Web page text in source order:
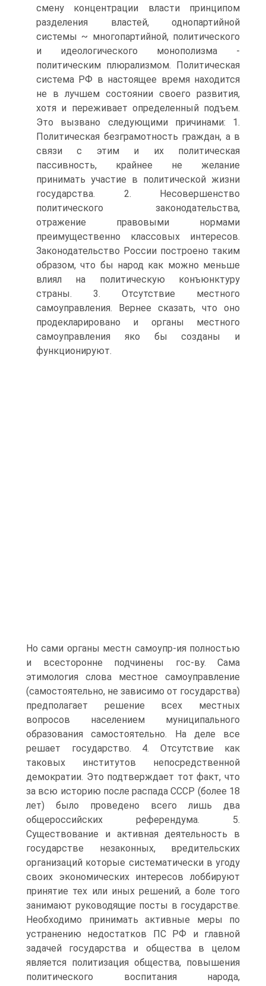
смену концентрации власти принципом
разделения властей, однопартийной
системы ~ многопартийной, политического
и идеологического монополизма -
политическим плюрализмом. Политическая
система РФ в настоящее время находится
не в лучшем состоянии своего развития,
хотя и переживает определенный подъем.
Это вызвано следующими причинами: 1.
Политическая безграмотность граждан, а в
связи с этим и их политическая
пассивность, крайнее не желание
принимать участие в политической жизни
государства. 2. Несовершенство
политического законодательства,
отражение правовыми нормами
преимущественно классовых интересов.
Законодательство России построено таким
образом, что бы народ как можно меньше
влиял на политическую конъюнктуру
страны. 3. Отсутствие местного
самоуправления. Вернее сказать, что оно
продекларировано и органы местного
самоуправления яко бы созданы и
функционируют.
Но сами органы местн самоупр-ия полностью
и всесторонне подчинены гос-ву. Сама
этимология слова местное самоуправление
(самостоятельно, не зависимо от государства)
предполагает решение всех местных
вопросов населением муниципального
образования самостоятельно. На деле все
решает государство. 4. Отсутствие как
таковых институтов непосредственной
демократии. Это подтверждает тот факт, что
за всю историю после распада СССР (более 18
лет) было проведено всего лишь два
общероссийских референдума. 5.
Существование и активная деятельность в
государстве незаконных, вредительских
организаций которые систематически в угоду
своих экономических интересов лоббируют
принятие тех или иных решений, а боле того
занимают руководящие посты в государстве.
Необходимо принимать активные меры по
устранению недостатков ПС РФ и главной
задачей государства и общества в целом
является политизация общества, повышения
политического воспитания народа,